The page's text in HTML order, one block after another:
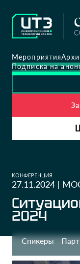
Мероприятия
Подписка на
КОНФЕРЕНЦИЯ
27.11.2024 |
2024
Спикеры